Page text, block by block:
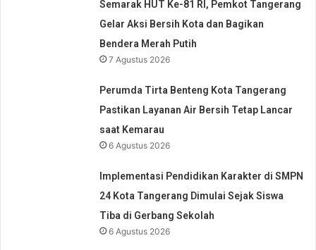
Semarak HUT Ke-81 RI, Pemkot Tangerang
Gelar Aksi Bersih Kota dan Bagikan
Bendera Merah Putih
7 Agustus 2026
Perumda Tirta Benteng Kota Tangerang
Pastikan Layanan Air Bersih Tetap Lancar
saat Kemarau
6 Agustus 2026
Implementasi Pendidikan Karakter di SMPN
24 Kota Tangerang Dimulai Sejak Siswa
Tiba di Gerbang Sekolah
6 Agustus 2026